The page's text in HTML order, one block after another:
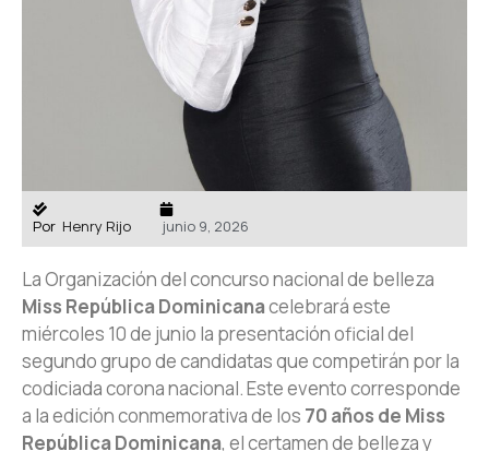
Por Henry Rijo junio 9, 2026
La Organización del concurso nacional de belleza
Miss República Dominicanacelebrará este
miércoles 10 de junio la presentación oficial del
segundo grupo de candidatas que competirán por la
codiciada corona nacional. Este evento corresponde
a la edición conmemorativa de los 70 años de Miss
República Dominicana, el certamen de belleza y